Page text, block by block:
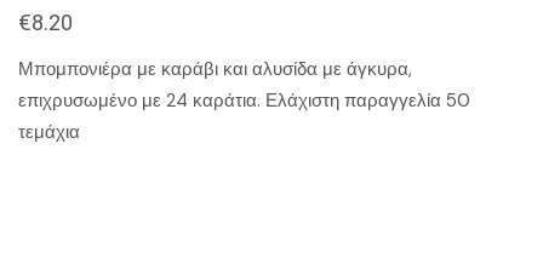
€8.20
Μπομπονιέρα με καράβι και αλυσίδα με άγκυρα,
επιχρυσωμένο με 24 καράτια. Ελάχιστη παραγγελία 50
τεμάχια